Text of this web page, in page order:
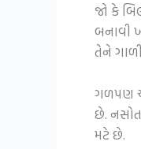
જો કે
બનાવી
તેને
ગળપણ
છે.
મટે છે.